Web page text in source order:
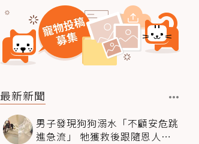
最新新聞
男子發現狗狗溺水「不顧安危跳
進急流」 牠獲救後跟隨恩人不